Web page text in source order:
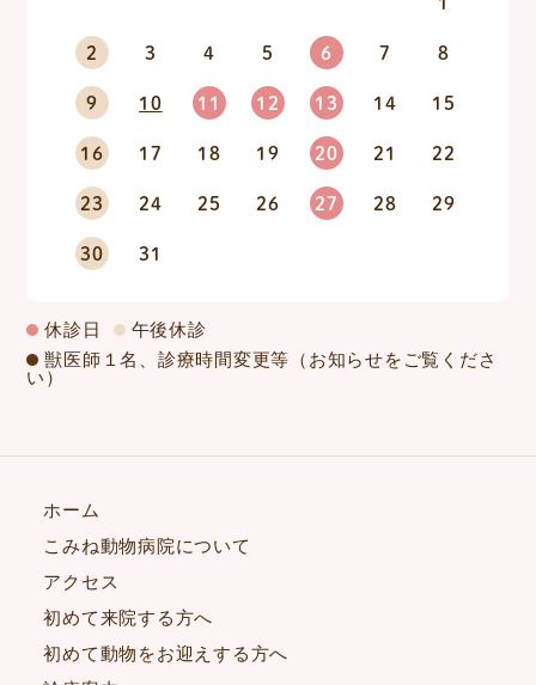
2
3 4 5 6 7
8
9
10 11 12 13 14
15
16
17 18 19 20 21
22
23
24 25 26 27 28
29
30
31
休診日
午後休診
獣医師１名、診療時間変更等（お知らせをご覧くださ
い）
ホーム
こみね動物病院について
アクセス
初めて来院する方へ
初めて動物をお迎えする方へ